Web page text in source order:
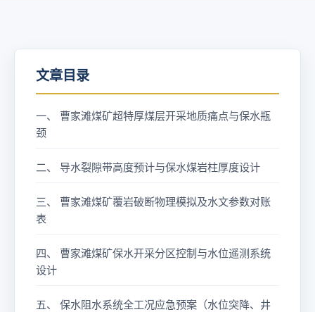
文章目录
一、 曹家滩煤矿超特厚煤层开采地质痛点与保水瓶
颈
二、 导水裂隙带高度预计与保水煤岩柱厚度设计
三、 曹家滩煤矿覆岩破断物理模拟及水文参数对账
表
四、 曹家滩煤矿保水开采分区控制与水位遥测系统
设计
五、 保水阻水系统全工况应急预案（水位突降、井